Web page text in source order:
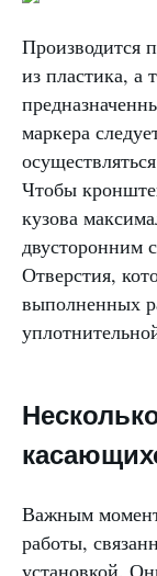
Производится
из пластика, а
маркера
Чтобы
кузова
двусторонним
Отверстия,
выполненных
Важным
работы,
установкой.